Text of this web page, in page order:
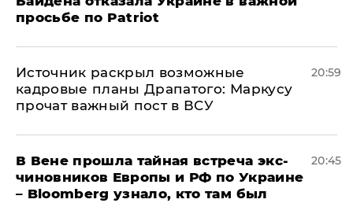
просьбе по Patriot
​Источник раскрыл возможные
кадровые планы Драпатого: Маркусу
прочат важный пост в ВСУ
20:59
В Вене прошла тайная встреча экс-
чиновников Европы и РФ по Украине
– Bloomberg узнало, кто там был
20:45